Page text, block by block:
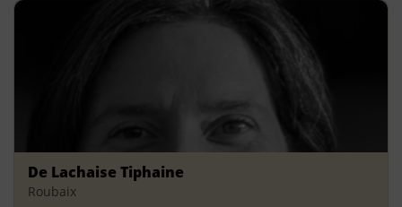
De Lachaise Tiphaine
Roubaix